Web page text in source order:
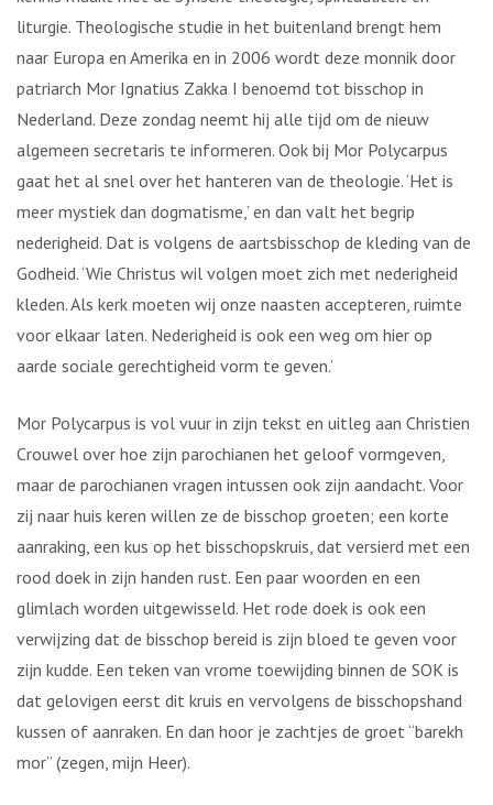
liturgie. Theologische studie in het buitenland brengt hem
naar Europa en Amerika en in 2006 wordt deze monnik door
patriarch Mor Ignatius Zakka I benoemd tot bisschop in
Nederland. Deze zondag neemt hij alle tijd om de nieuw
algemeen secretaris te informeren. Ook bij Mor Polycarpus
gaat het al snel over het hanteren van de theologie. ‘Het is
meer mystiek dan dogmatisme,’ en dan valt het begrip
nederigheid. Dat is volgens de aartsbisschop de kleding van de
Godheid. ‘Wie Christus wil volgen moet zich met nederigheid
kleden. Als kerk moeten wij onze naasten accepteren, ruimte
voor elkaar laten. Nederigheid is ook een weg om hier op
aarde sociale gerechtigheid vorm te geven.’
Mor Polycarpus is vol vuur in zijn tekst en uitleg aan Christien
Crouwel over hoe zijn parochianen het geloof vormgeven,
maar de parochianen vragen intussen ook zijn aandacht. Voor
zij naar huis keren willen ze de bisschop groeten; een korte
aanraking, een kus op het bisschopskruis, dat versierd met een
rood doek in zijn handen rust. Een paar woorden en een
glimlach worden uitgewisseld. Het rode doek is ook een
verwijzing dat de bisschop bereid is zijn bloed te geven voor
zijn kudde. Een teken van vrome toewijding binnen de SOK is
dat gelovigen eerst dit kruis en vervolgens de bisschopshand
kussen of aanraken. En dan hoor je zachtjes de groet “barekh
mor” (zegen, mijn Heer).